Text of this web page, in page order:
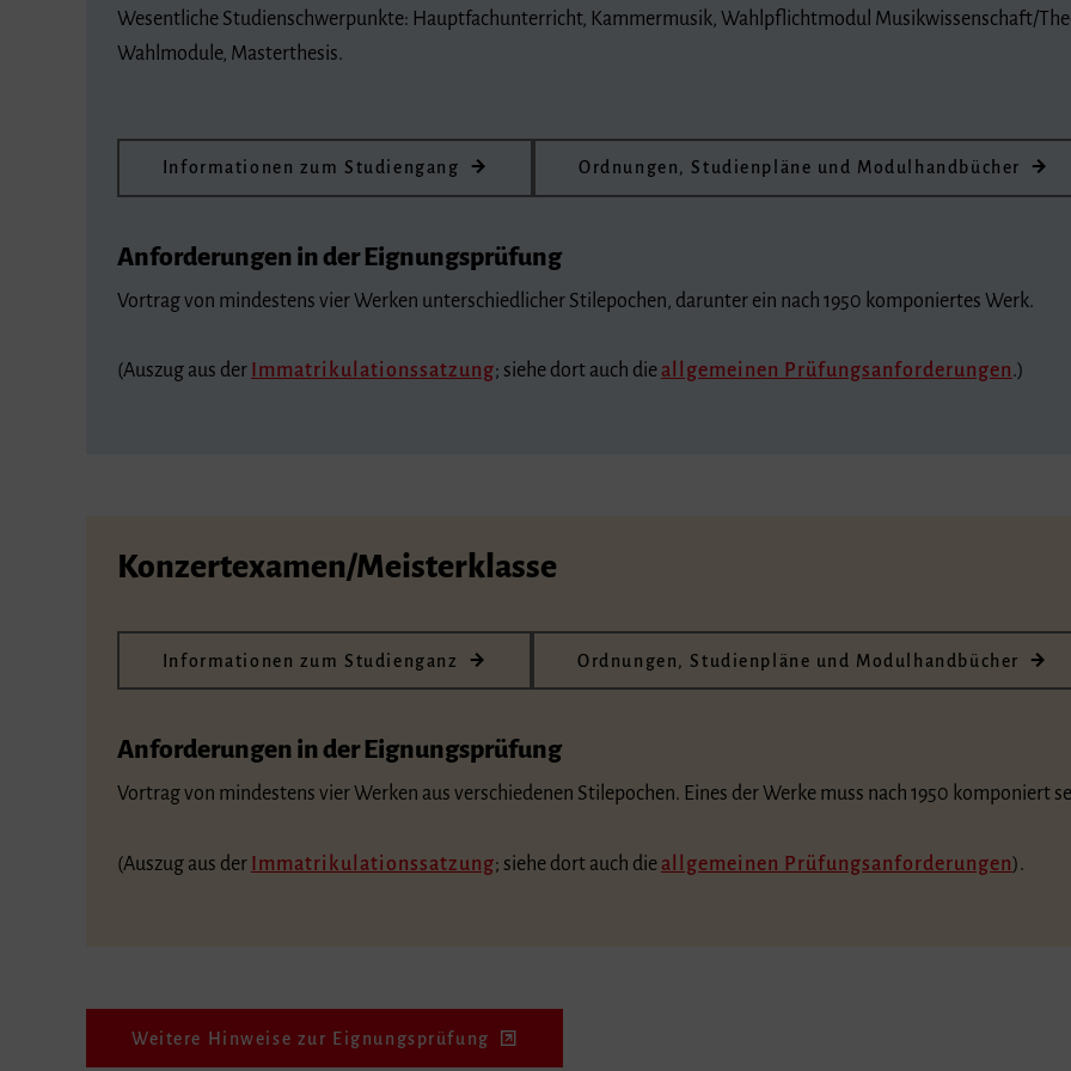
Wesentliche Studienschwerpunkte: Hauptfachunterricht, Kammermusik, Wahlpflichtmodul Musikwissenschaft/
Wahlmodule, Masterthesis.
Informationen zum Studiengang Ordnungen, Studienpläne und Modulhandbücher
Anforderungen in der Eignungsprüfung
Vortrag von mindestens vier Werken unterschiedlicher Stilepochen, darunter ein nach 1950 komponiertes Werk.
(Auszug aus der Immatrikulationssatzung; siehe dort auch die allgemeinen Prüfungsanforderungen.)
Konzertexamen/Meisterklasse
Informationen zum Studienganz Ordnungen, Studienpläne und Modulhandbücher
Anforderungen in der Eignungsprüfung
Vortrag von mindestens vier Werken aus verschiedenen Stilepochen. Eines der Werke muss nach 1950 komponiert
(Auszug aus der Immatrikulationssatzung; siehe dort auch die allgemeinen Prüfungsanforderungen).
Weitere Hinweise zur Eignungsprüfung